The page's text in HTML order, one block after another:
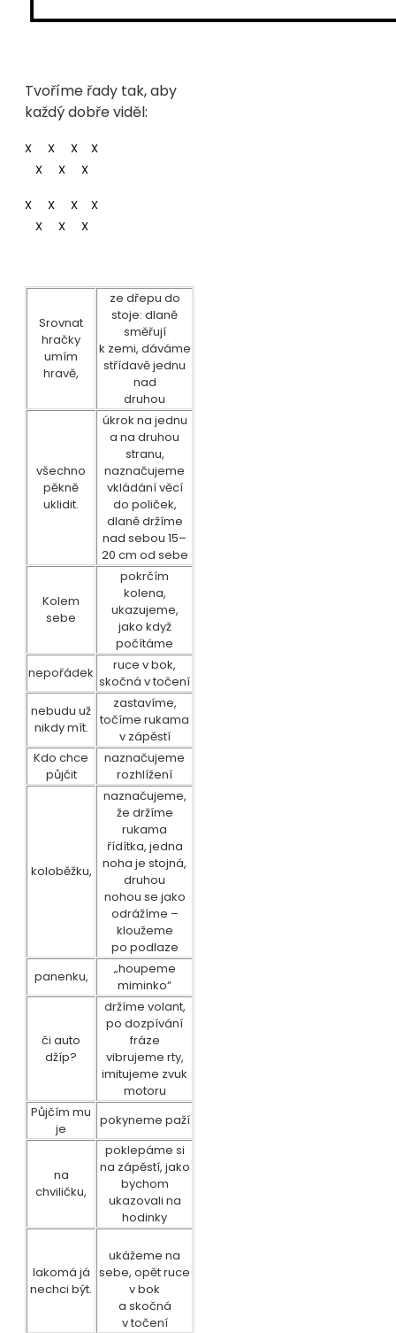
Tvoříme řady tak, aby
každý dobře viděl:
X X X X
X X X
X X X X
X X X
Srovnat
hračky
umím
hravě,
ze dřepu do
stoje: dlaně
směřují
k zemi, dáváme
střídavě jednu
nad
druhou
všechno
pěkně
uklidit.
úkrok na jednu
a na druhou
stranu,
naznačujeme
vkládání věcí
do poliček,
dlaně držíme
nad sebou 15–
20 cm od sebe
Kolem
sebe
pokrčím
kolena,
ukazujeme,
jako když
počítáme
nepořádek
ruce v bok,
skočná v točení
nebudu už
nikdy mít.
zastavíme,
točíme rukama
v zápěstí
Kdo chce
půjčit
naznačujeme
rozhlížení
koloběžku,
naznačujeme,
že držíme
rukama
řídítka, jedna
noha je stojná,
druhou
nohou se jako
odrážíme –
kloužeme
po podlaze
panenku,
„houpeme
miminko“
či auto
džíp?
držíme volant,
po dozpívání
fráze
vibrujeme rty,
imitujeme zvuk
motoru
Půjčím mu
je
pokyneme paží
na
chviličku,
poklepáme si
na zápěstí, jako
bychom
ukazovali na
hodinky
lakomá já
nechci být.
ukážeme na
sebe, opět ruce
v bok
a skočná
v točení